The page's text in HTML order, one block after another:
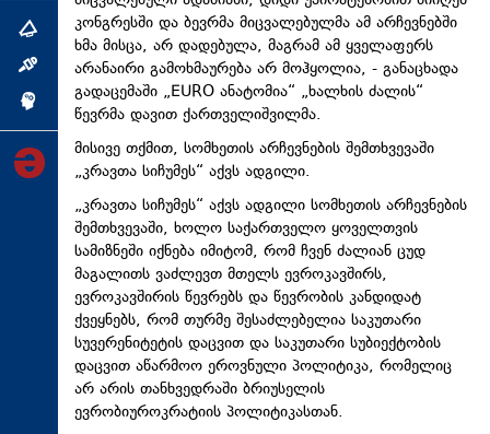
თემა
ინტერვიუ
ინქვიზიცია
კონგრესში და ბევრმა მიცვალებულმა ამ არჩევნებში
ხმა მისცა, არ დადებულა, მაგრამ ამ ყველაფერს
არანაირი გამოხმაურება არ მოჰყოლია, - განაცხადა
გადაცემაში „EURO ანატომია“ „ხალხის ძალის“
წევრმა დავით ქართველიშვილმა.
მისივე თქმით, სომხეთის არჩევნების შემთხვევაში
„კრავთა სიჩუმეს“ აქვს ადგილი.
„კრავთა სიჩუმეს“ აქვს ადგილი სომხეთის არჩევნების
შემთხვევაში, ხოლო საქართველო ყოველთვის
სამიზნეში იქნება იმიტომ, რომ ჩვენ ძალიან ცუდ
მაგალითს ვაძლევთ მთელს ევროკავშირს,
ევროკავშირის წევრებს და წევრობის კანდიდატ
ქვეყნებს, რომ თურმე შესაძლებელია საკუთარი
სუვერენიტეტის დაცვით და საკუთარი სუბიექტობის
დაცვით აწარმოო ეროვნული პოლიტიკა, რომელიც
არ არის თანხვედრაში ბრიუსელის
ევრობიუროკრატიის პოლიტიკასთან.